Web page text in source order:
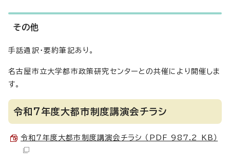
その他
手話通訳・要約筆記あり。
名古屋市立大学都市政策研究センターとの共催により開催しま
す。
令和7年度大都市制度講演会チラシ
令和7年度大都市制度講演会チラシ （PDF 987.2 KB）